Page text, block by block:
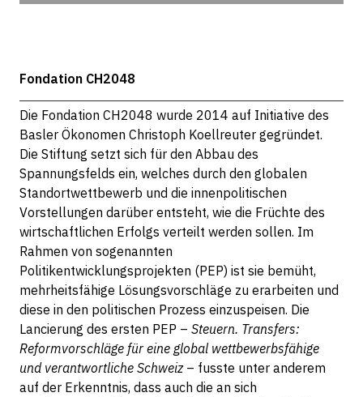
Fondation CH2048
Die Fondation CH2048 wurde 2014 auf Initiative des
Basler Ökonomen Christoph Koellreuter gegründet.
Die Stiftung setzt sich für den Abbau des
Spannungsfelds ein, welches durch den globalen
Standortwettbewerb und die innenpolitischen
Vorstellungen darüber entsteht, wie die Früchte des
wirtschaftlichen Erfolgs verteilt werden sollen. Im
Rahmen von sogenannten
Politikentwicklungsprojekten (PEP) ist sie bemüht,
mehrheitsfähige Lösungsvorschläge zu erarbeiten und
diese in den politischen Prozess einzuspeisen. Die
Lancierung des ersten PEP – Steuern. Transfers:
Reformvorschläge für eine global wettbewerbsfähige
und verantwortliche Schweiz– fusste unter anderem
auf der Erkenntnis, dass auch die an sich